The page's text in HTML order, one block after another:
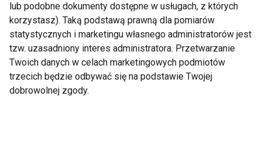
Zmęczenie po urlopie
– dlaczego zamiast
energii wraca
frustracja?
Aromatyczna
pielęgnacja ciała
latem w trendzie
sensory beauty -
troska o skórę i
lub podobne dokumenty dostępne w usługach, z których
korzystasz). Taką podstawą prawną dla pomiarów
statystycznych i marketingu własnego administratorów jest
tzw. uzasadniony interes administratora. Przetwarzanie
Twoich danych w celach marketingowych podmiotów
trzecich będzie odbywać się na podstawie Twojej
dobrowolnej zgody.